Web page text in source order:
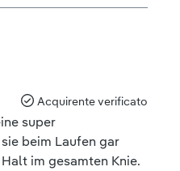
di 5 su 5 stelle
Acquirente verificato
super
beim Laufen gar
im gesamten Knie.